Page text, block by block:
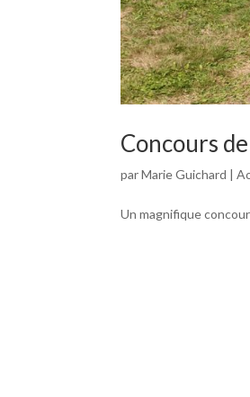
Concours
parMarie Guichard |
Un magnifique